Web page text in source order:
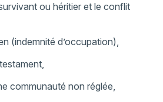
ou héritier et le conflit
(indemnité d’occupation),
communauté non réglée,